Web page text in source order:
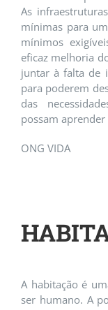
As
mínimas para
mínimos
eficaz melhoria
juntar à falta de
para poderem
das
possam
ONG VIDA
A habitação é
ser humano. A